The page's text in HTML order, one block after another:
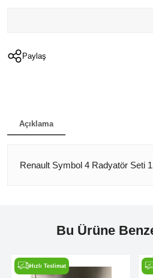
Paylaş
Açıklama
Renault Symbol 4 Radyatör Seti
Bu Ürüne
Hızlı Teslimat